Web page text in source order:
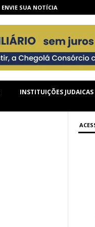
ENVIE SUA NOTÍCIA
INSTITUIÇÕES JUDAICAS